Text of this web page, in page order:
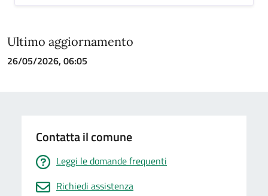
Ultimo aggiornamento
26/05/2026, 06:05
Contatta il comune
Leggi le domande frequenti
Richiedi assistenza